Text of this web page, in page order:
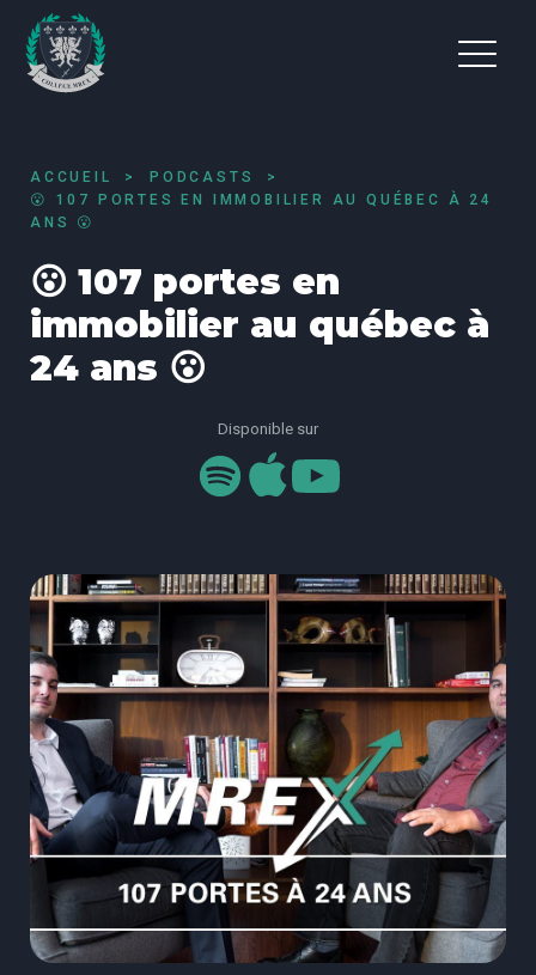
ACCUEIL
PODCASTS
😮 107 PORTES EN IMMOBILIER AU QUÉBEC À 24
ANS 😮
😮 107 portes en
immobilier au québec à
24 ans 😮
Disponible sur